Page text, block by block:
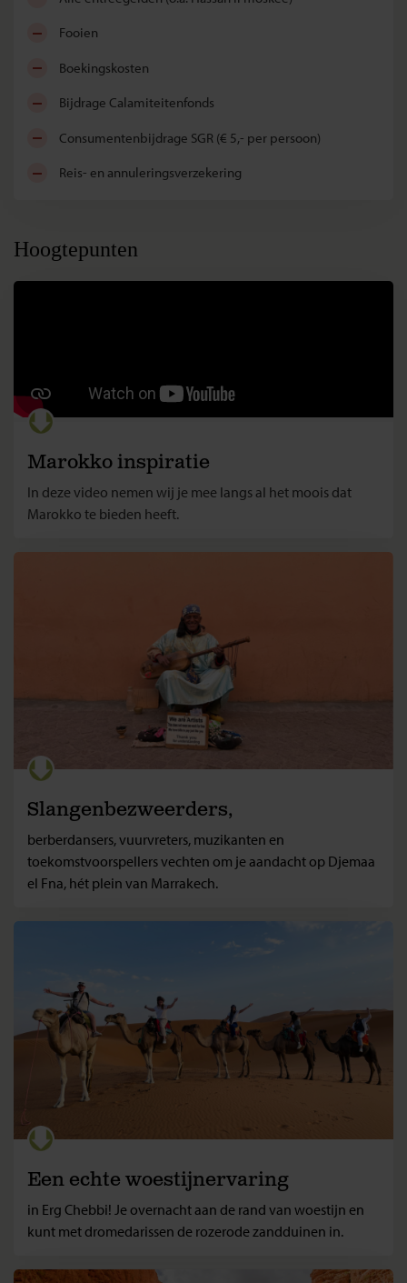
fooien
boekingskosten
bijdrage Calamiteitenfonds
consumentenbijdrage SGR (€ 5,- per persoon)
reis- en annuleringsverzekering
Hoogtepunten
Marokko inspiratie
In deze video nemen wij je mee langs al het moois dat
Marokko te bieden heeft.
Slangenbezweerders,
berberdansers, vuurvreters, muzikanten en
toekomstvoorspellers vechten om je aandacht op Djemaa
el Fna, hét plein van Marrakech.
Een echte woestijnervaring
in Erg Chebbi! Je overnacht aan de rand van woestijn en
kunt met dromedarissen de rozerode zandduinen in.